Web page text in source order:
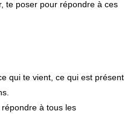
te poser pour répondre à ces
qui te vient, ce qui est présent
à tous les